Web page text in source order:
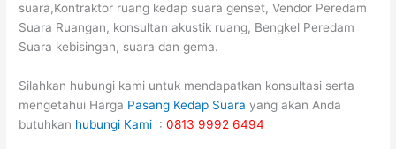
suara,Kontraktor ruang kedap suara genset, Vendor Peredam
Suara Ruangan, konsultan akustik ruang, Bengkel Peredam
Suara kebisingan, suara dan gema.
Silahkan hubungi kami untuk mendapatkan konsultasi serta
mengetahui Harga Pasang Kedap Suara yang akan Anda
butuhkan hubungi Kami :0813 9992 6494